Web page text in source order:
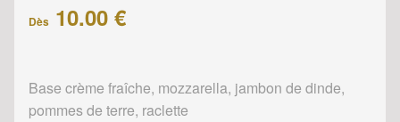
Dès 10.00 €
Base crème fraîche, mozzarella, jambon de dinde,
pommes de terre, raclette